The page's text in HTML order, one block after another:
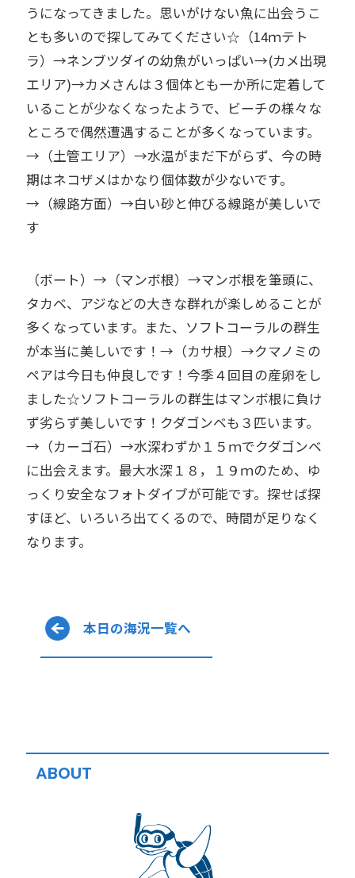
うになってきました。思いがけない魚に出会うこ
とも多いので探してみてください☆（14ｍテト
ラ）→ネンブツダイの幼魚がいっぱい→(カメ出現
エリア)→カメさんは３個体とも一か所に定着して
いることが少なくなったようで、ビーチの様々な
ところで偶然遭遇することが多くなっています。
→（土管エリア）→水温がまだ下がらず、今の時
期はネコザメはかなり個体数が少ないです。
→（線路方面）→白い砂と伸びる線路が美しいで
す
（ボート）→（マンボ根）→マンボ根を筆頭に、
タカベ、アジなどの大きな群れが楽しめることが
多くなっています。また、ソフトコーラルの群生
が本当に美しいです！→（カサ根）→クマノミの
ペアは今日も仲良しです！今季４回目の産卵をし
ました☆ソフトコーラルの群生はマンボ根に負け
ず劣らず美しいです！クダゴンベも３匹います。
→（カーゴ石）→水深わずか１５ｍでクダゴンベ
に出会えます。最大水深１８，１９ｍのため、ゆ
っくり安全なフォトダイブが可能です。探せば探
すほど、いろいろ出てくるので、時間が足りなく
なります。
本日の海況一覧へ
ABOUT